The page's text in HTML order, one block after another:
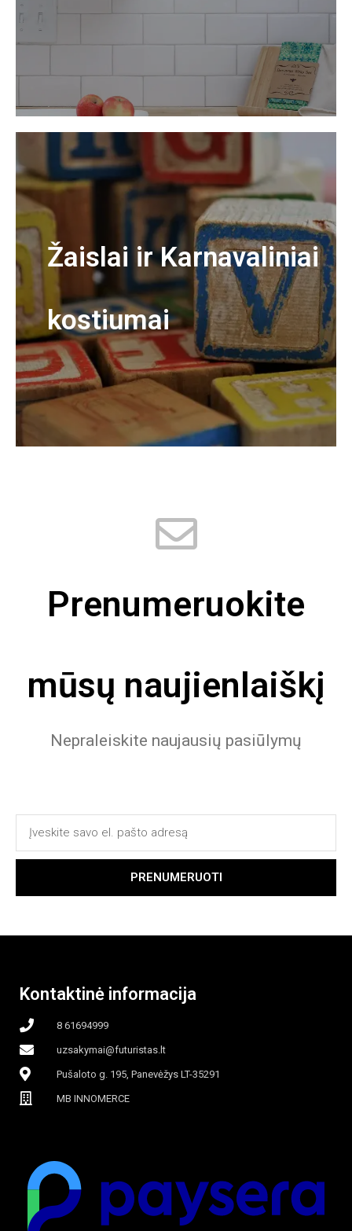
Žaislai ir Karnavaliniai
kostiumai
Prenumeruokite
mūsų naujienlaiškį
Nepraleiskite naujausių pasiūlymų
PRENUMERUOTI
Kontaktinė informacija
8 61694999
uzsakymai@futuristas.lt
Pušaloto g. 195, Panevėžys LT-35291
MB INNOMERCE